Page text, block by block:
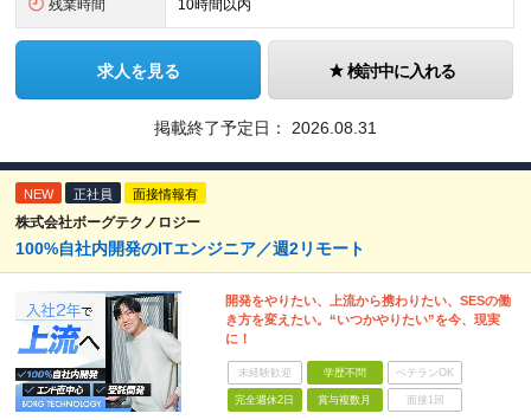
残業時間 10時間以内
求人を見る 検討中に入れる
掲載終了予定日： 2026.08.31
NEW 正社員 面接情報有
株式会社ボーグテクノロジー
100%自社内開発のITエンジニア／週2リモート
開発をやりたい、上流から携わりたい、SESの働
き方を変えたい。“いつかやりたい”を今、現実
に！
未経験歓迎 学歴不問 ベテランOK
完全週休2日 賞与複数月 面接1回